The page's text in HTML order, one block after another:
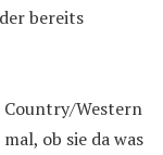
bereits
Western
ob sie da was